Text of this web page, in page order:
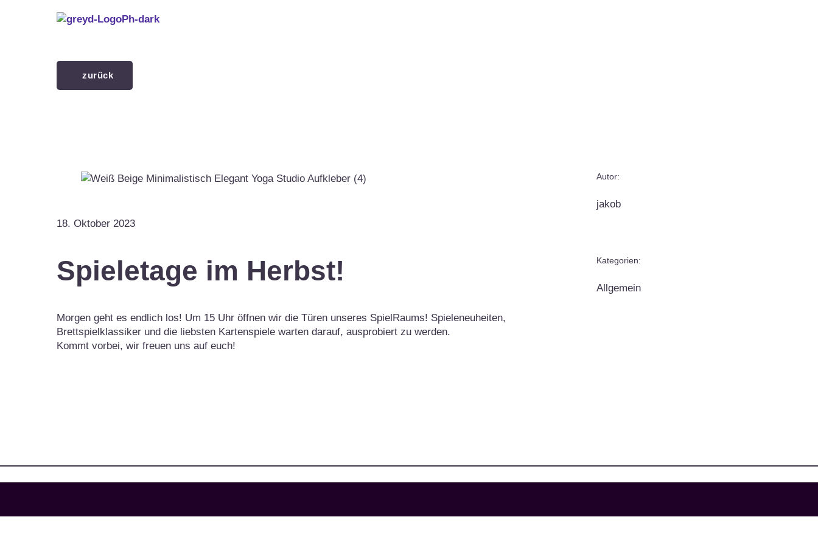
zurück
18. Oktober 2023
Spieletage im Herbst!
Morgen geht es endlich los! Um 15 Uhr öffnen wir die Türen unseres SpielRaums! Spieleneuheiten,
Brettspielklassiker und die liebsten Kartenspiele warten darauf, ausprobiert zu werden.
Kommt vorbei, wir freuen uns auf euch!
Autor:
jakob
Kategorien:
Allgemein